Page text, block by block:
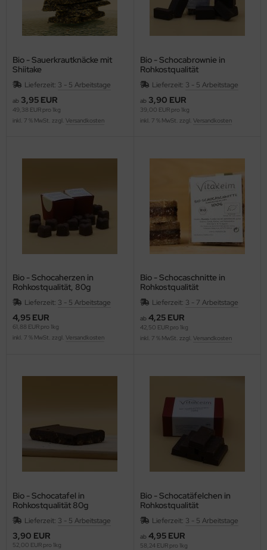
Bio - Sauerkrautknäcke mit
Shiitake
Lieferzeit: 3 - 5 Arbeitstage
ab 3,95 EUR
49,38 EUR pro 1kg
inkl. 7 % MwSt. zzgl. Versandkosten
Bio - Schocabrownie in
Rohkostqualität
Lieferzeit: 3 - 5 Arbeitstage
ab 3,90 EUR
39,00 EUR pro 1kg
inkl. 7 % MwSt. zzgl. Versandkosten
Bio - Schocaherzen in
Rohkostqualität, 80g
Lieferzeit: 3 - 5 Arbeitstage
4,95 EUR
61,88 EUR pro 1kg
inkl. 7 % MwSt. zzgl. Versandkosten
Bio - Schocaschnitte in
Rohkostqualität
Lieferzeit: 3 - 7 Arbeitstage
ab 4,25 EUR
42,50 EUR pro 1kg
inkl. 7 % MwSt. zzgl. Versandkosten
Bio - Schocatafel in
Rohkostqualität 80g
Lieferzeit: 3 - 5 Arbeitstage
3,90 EUR
52,00 EUR pro 1kg
Bio - Schocatäfelchen in
Rohkostqualität
Lieferzeit: 3 - 5 Arbeitstage
ab 4,95 EUR
58,24 EUR pro 1kg